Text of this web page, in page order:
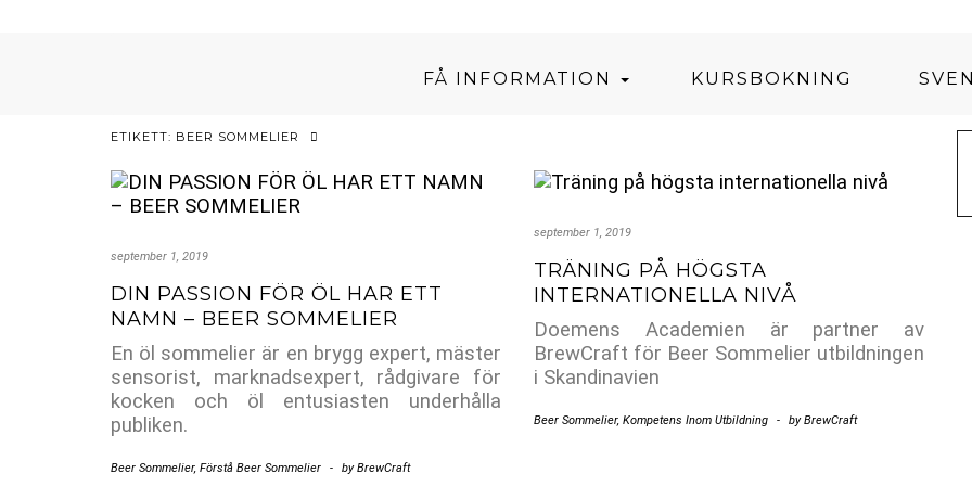
FÅ INFORMATION KURSBOKNING
ETIKETT: BEER SOMMELIER
september 1, 2019
DIN PASSION FÖR ÖL HAR ETT
NAMN – BEER SOMMELIER
En öl sommelier är en brygg expert, mäster
sensorist, marknadsexpert, rådgivare för
kocken och öl entusiasten underhålla
publiken.
Beer Sommelier, Förstå Beer Sommelier - byBrewCraft
september 1, 2019
TRÄNING PÅ HÖGSTA
INTERNATIONELLA NIVÅ
Doemens Academien är partner av
BrewCraft för Beer Sommelier utbildningen
i Skandinavien
Beer Sommelier, Kompetens Inom Utbildning - byBrewCraft